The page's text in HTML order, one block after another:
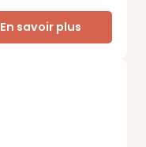
En savoir plus